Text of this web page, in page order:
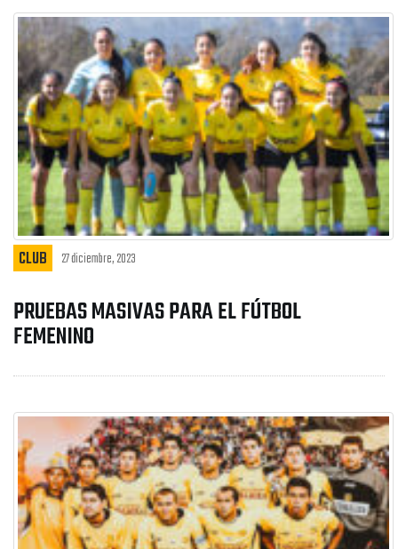
CLUB 27 diciembre, 2023
PRUEBAS MASIVAS PARA EL FÚTBOL
FEMENINO